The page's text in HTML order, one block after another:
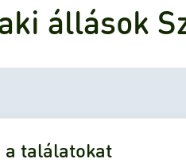
állások
a találatokat